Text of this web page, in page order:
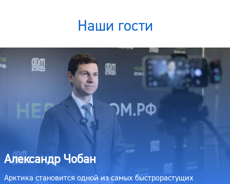
Наши гости
Александр Чобан
Арктика становится одной из самых быстрорастущих